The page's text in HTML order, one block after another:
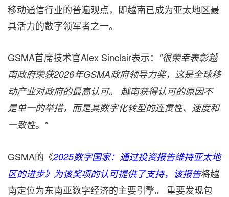
移动通信行业的普遍观点，即越南已成为亚太地区最
具活力的数字领军者之一。
GSMA首席技术官Alex Sinclair表示： "很荣幸表彰越
南政府荣获2026年GSMA政府领导力奖，这是全球移
动产业对政府的最高认可。
越南获得认可的原因不
是单一的举措，而是其数字化转型的连贯性、速度和
一致性。"
GSMA的《2025数字国家：通过投资报告维持亚太地
区的进步》为该奖项的认可提供了支持，该报告将越
南定位为东南亚数字经济的主要引擎。 重要发现包